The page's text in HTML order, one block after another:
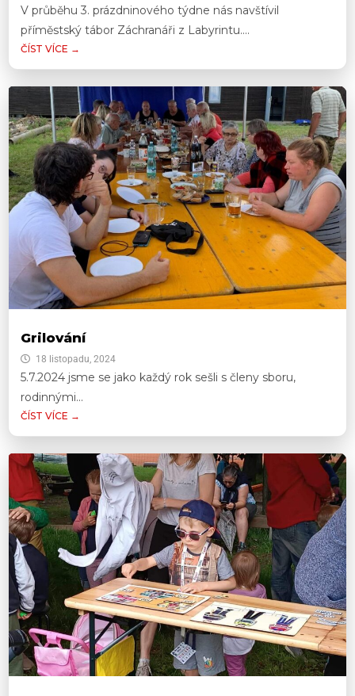
V průběhu 3. prázdninového týdne nás navštívil
příměstský tábor Záchranáři z Labyrintu....
ČÍST VÍCE →
Grilování
18 listopadu, 2024
5.7.2024 jsme se jako každý rok sešli s členy sboru,
rodinnými...
ČÍST VÍCE →